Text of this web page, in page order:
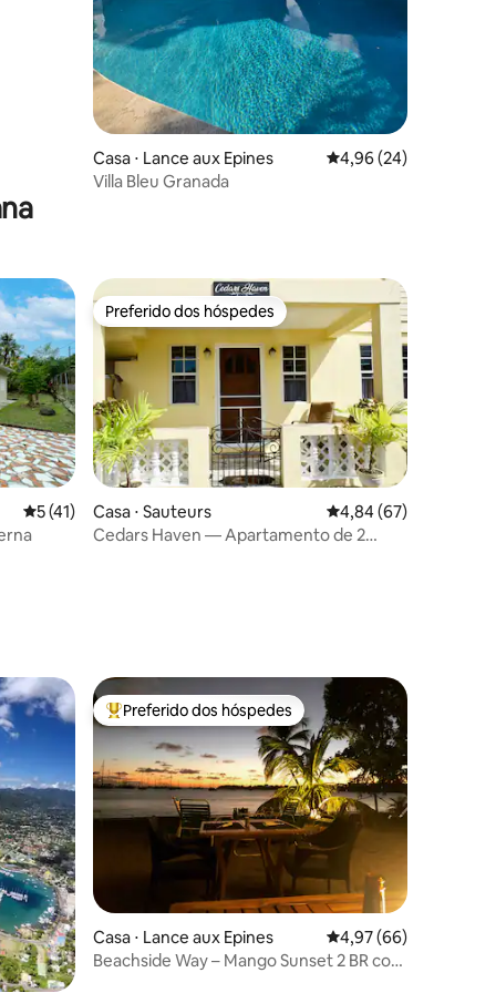
Casa ⋅ Lance aux Epines 4,96 de uma
4,96 (24)
Villa Bleu Granada
hóspedes
5 de uma avaliação média de 5, 41 avaliações
5 (41)
Preferido dos hóspedes
Preferido dos hóspedes
Casa ⋅ Sauteurs 4,84 de uma
4,84 (67)
Cedars Haven — Apartamento de 2
Entre os melhores preferidos dos hóspedes
Preferido dos hóspedes
Casa ⋅ Lance aux Epines 4,97 de uma
4,97 (66)
Beachside Way – Mango Sunset 2 BR com